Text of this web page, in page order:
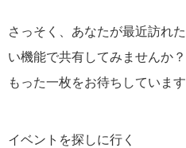
さっそく、あなたが最近訪れ
い機能で共有してみませんか
もった一枚をお待ちしています
イベントを探しに行く